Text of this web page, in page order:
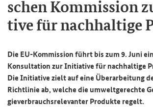
schen Kom­mis­si­on
ti­ve für nach­hal­ti­ge
Die EU-​Kommission führt bis zum 9. Juni
Kon­sul­ta­ti­on zur In­itia­ti­ve für nach­hal­ti­ge
Die In­itia­ti­ve zielt auf eine Über­ar­bei­tung
Richtlinie ab, wel­che die um­welt­ge­rech­te
gie­ver­brauchs­re­le­van­ter Pro­duk­te re­gelt.